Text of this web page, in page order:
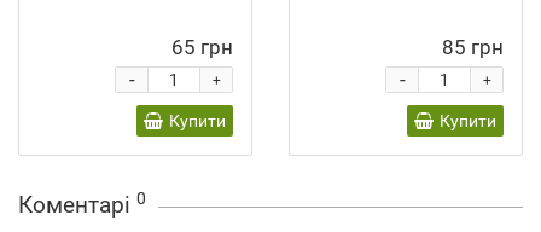
65 грн
+
-
Купити
85 грн
+
-
Купити
Коментарі 0